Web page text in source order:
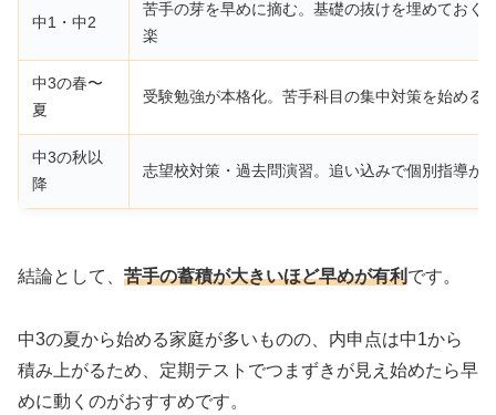
中1・中2
苦手の芽を早めに摘む。基礎の抜けを埋めておく
楽
中3の春〜
夏
受験勉強が本格化。苦手科目の集中対策を始める
中3の秋以
降
志望校対策・過去問演習。追い込みで個別指導が
結論として、 苦手の蓄積が大きいほど早めが有利です。
中3の夏から始める家庭が多いものの、内申点は中1から
積み上がるため、定期テストでつまずきが見え始めたら早
めに動くのがおすすめです。